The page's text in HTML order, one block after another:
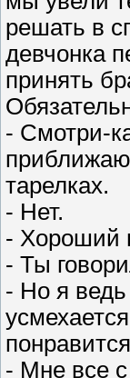
решать в
девчонка
принять
- Смотри-
тарелках.
- Нет.
- Хороший
- Ты
- Но я
- Мне все с